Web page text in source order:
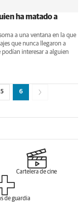
ha matado a
a una ventana en la que
que nunca llegaron a
podían interesar a alguien
5 6
Cartelera de cine
de guardia